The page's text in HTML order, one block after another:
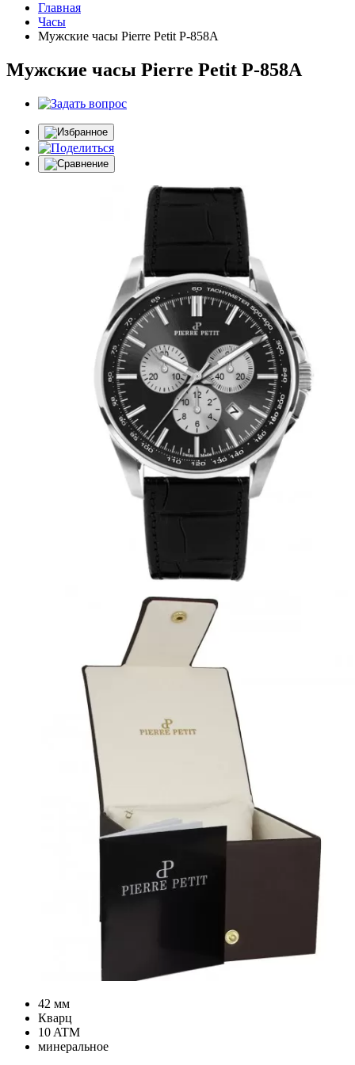
Главная
Часы
Мужские часы Pierre Petit P-858A
Мужские часы Pierre Petit P-858A
42 мм
Кварц
10 ATM
минеральное